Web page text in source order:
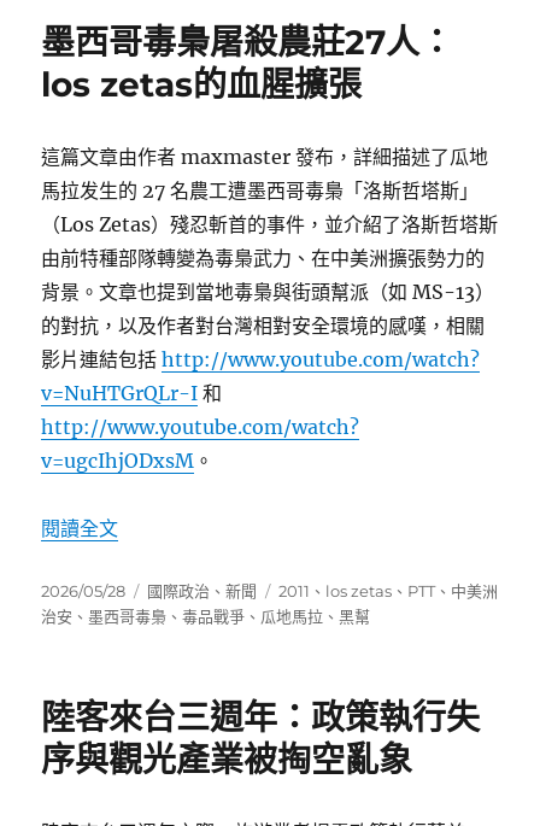
造
業
發
困
境
深
度
析〉
墨西哥毒梟屠殺農莊27人：
los zetas的血腥擴張
這篇文章由作者 maxmaster 發布，詳細描述了瓜地
馬拉发生的 27 名農工遭墨西哥毒梟「洛斯哲塔斯」
（Los Zetas）殘忍斬首的事件，並介紹了洛斯哲塔斯
由前特種部隊轉變為毒梟武力、在中美洲擴張勢力的
背景。文章也提到當地毒梟與街頭幫派（如 MS-13）
的對抗，以及作者對台灣相對安全環境的感嘆，相關
影片連結包括http://www.youtube.com/watch?
v=NuHTGrQLr-I 和
http://www.youtube.com/watch?
v=ugcIhjODxsM 。
閱讀全文〈墨西哥毒梟屠殺農莊27人：los zetas的血腥擴
發
佈
2026/05/28
分
類
國際政治 、新聞
標
籤
2011 、 los zetas 、 PTT、 中美洲
治安 、墨西哥毒梟 、毒品戰爭 、 瓜地馬拉 、黑幫
陸客來台三週年：政策執行失
序與觀光產業被掏空亂象